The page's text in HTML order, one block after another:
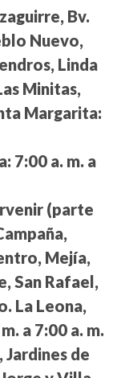
Bv.
Nuevo,
Linda
Minitas,
Margarita:
7:00 a. m. a
(parte
Mejía,
San Rafael,
La Leona,
a 7:00 a. m.
de